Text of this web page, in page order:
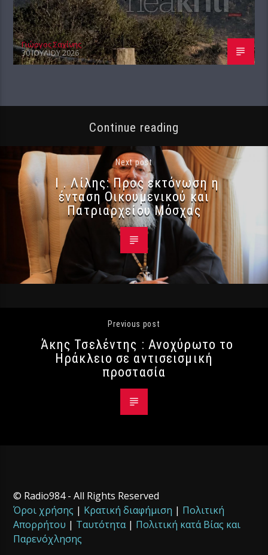
Γιώργος Σαχίνης
30 ΙΟΥΛΊΟΥ 2026
Continue reading
Next post
Ι . Λίλης: Προς εκτόνωση η
ένταση Οικουμενικού και
Πατριαρχείου Μόσχας
Previous post
Άκης Τσελέντης : Ανοχύρωτο το
Ηράκλειο σε αντισεισμική
προστασία
© Radio984 - All Rights Reserved
Όροι χρήσης | Κρατική διαφήμιση | Πολιτική
Απορρήτου | Ταυτότητα| Πολιτική κατά Βίας και
Παρενόχλησης